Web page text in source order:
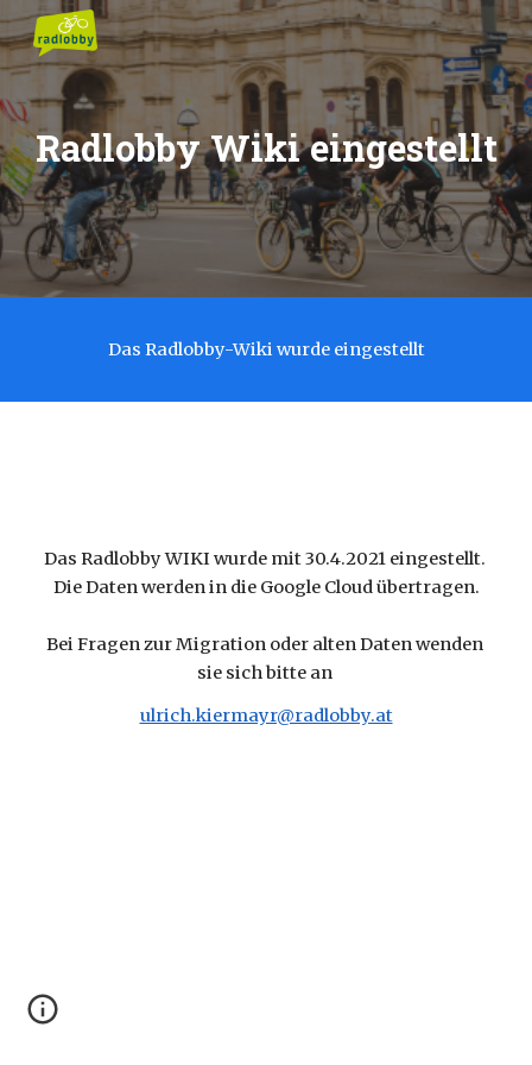
Skip to main content Skip to navigation
Radlobby Wiki eingestellt
Das Radlobby-Wiki wurde eingestellt
Das Radlobby WIKI wurde mit 30.4.2021 eingestellt.
Die Daten werden in die Google Cloud übertragen.
Bei Fragen zur Migration oder alten Daten wenden
sie sich bitte an
ulrich.kiermayr@radlobby.at